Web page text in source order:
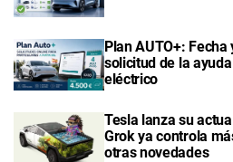
Plan AUTO+:
solicitud de la
eléctrico
Tesla lanza su
Grok ya controla
otras novedades